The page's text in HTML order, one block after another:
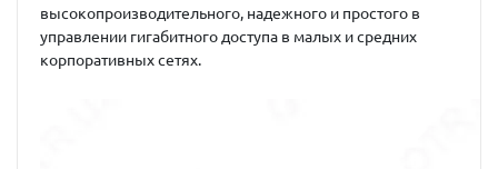
высокопроизводительного, надежного и простого в
управлении гигабитного доступа в малых и средних
корпоративных сетях.